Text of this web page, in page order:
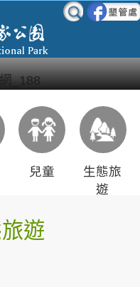
兒童
生態旅
遊
遊